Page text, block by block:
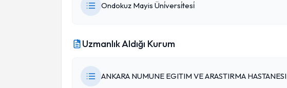
Ondokuz Mayis Üni̇versi̇tesi̇
Uzmanlık Aldığı Kurum
ANKARA NUMUNE EGITIM VE ARASTIRMA HASTANESI